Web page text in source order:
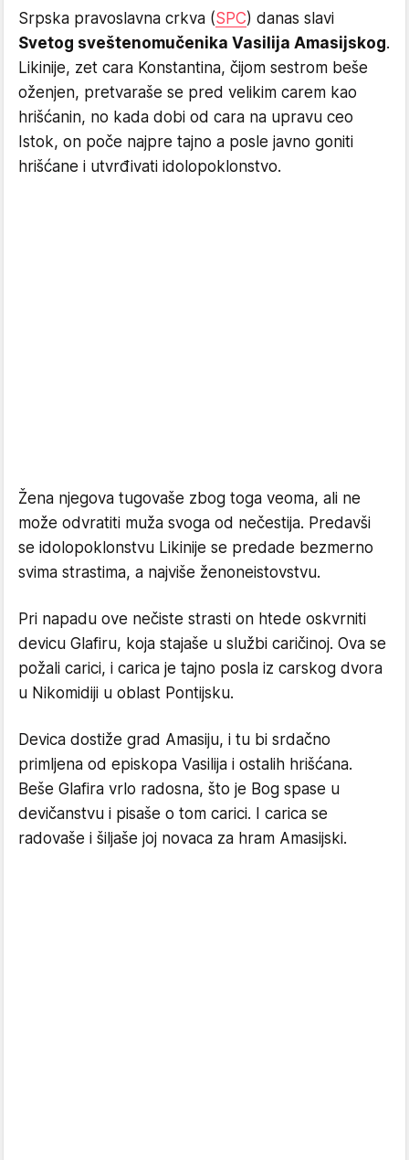
Srpska pravoslavna crkva (SPC) danas slavi
Svetog sveštenomučenika Vasilija Amasijskog.
Likinije, zet cara Konstantina, čijom sestrom beše
oženjen, pretvaraše se pred velikim carem kao
hrišćanin, no kada dobi od cara na upravu ceo
Istok, on poče najpre tajno a posle javno goniti
hrišćane i utvrđivati idolopoklonstvo.
Žena njegova tugovaše zbog toga veoma, ali ne
može odvratiti muža svoga od nečestija. Predavši
se idolopoklonstvu Likinije se predade bezmerno
svima strastima, a najviše ženoneistovstvu.
Pri napadu ove nečiste strasti on htede oskvrniti
devicu Glafiru, koja stajaše u službi caričinoj. Ova se
požali carici, i carica je tajno posla iz carskog dvora
u Nikomidiji u oblast Pontijsku.
Devica dostiže grad Amasiju, i tu bi srdačno
primljena od episkopa Vasilija i ostalih hrišćana.
Beše Glafira vrlo radosna, što je Bog spase u
devičanstvu i pisaše o tom carici. I carica se
radovaše i šiljaše joj novaca za hram Amasijski.